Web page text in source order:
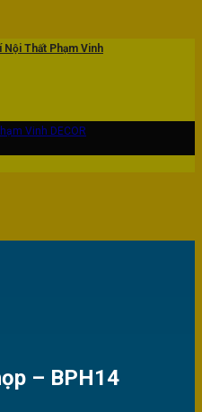
Thất Phạm Vinh
Vinh DECOR
– BPH14